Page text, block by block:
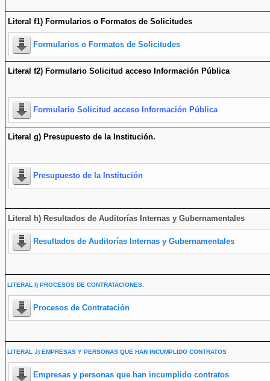
Literal f1) Formularios o Formatos de Solicitudes
Formularios o Formatos de Solicitudes
Literal f2) Formulario Solicitud acceso Información Pública
Formulario Solicitud acceso Información Pública
Literal g) Presupuesto de la Institución.
Presupuesto de la Institución
Literal h) Resultados de Auditorías Internas y Gubernamentales
Resultados de Auditorías Internas y Gubernamentales
LITERAL I) PROCESOS DE CONTRATACIONES.
Procesos de Contratación
LITERAL J) EMPRESAS Y PERSONAS QUE HAN INCUMPLIDO CONTRATOS
Empresas y personas que han incumplido contratos